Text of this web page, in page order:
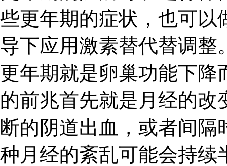
些更年期的症状，也可以
导下应用激素替代替调整
更年期就是卵巢功能下降
的前兆首先就是月经的
断的阴道出血，或者间
种月经的紊乱可能会持续